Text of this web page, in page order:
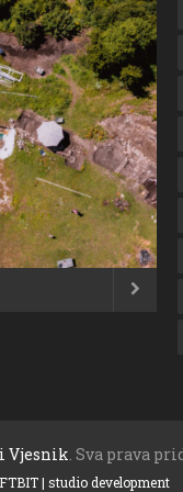
VJESNIKA ZA

Vjesnik. Sva prava
| studio development